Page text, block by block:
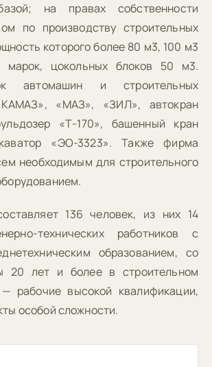
на правах собственности
по производству строительных
которого более 80 м3, 100 м3
марок, цокольных блоков 50 м3.
автомашин и строительных
«МАЗ», «ЗИЛ», автокран
«Т-170», башенный кран
«ЭО-3323». Также фирма
необходимым для строительного
136 человек, из них 14
технических работников с
образованием, со
20 лет и более в строительном
— рабочие высокой квалификации,
особой сложности.